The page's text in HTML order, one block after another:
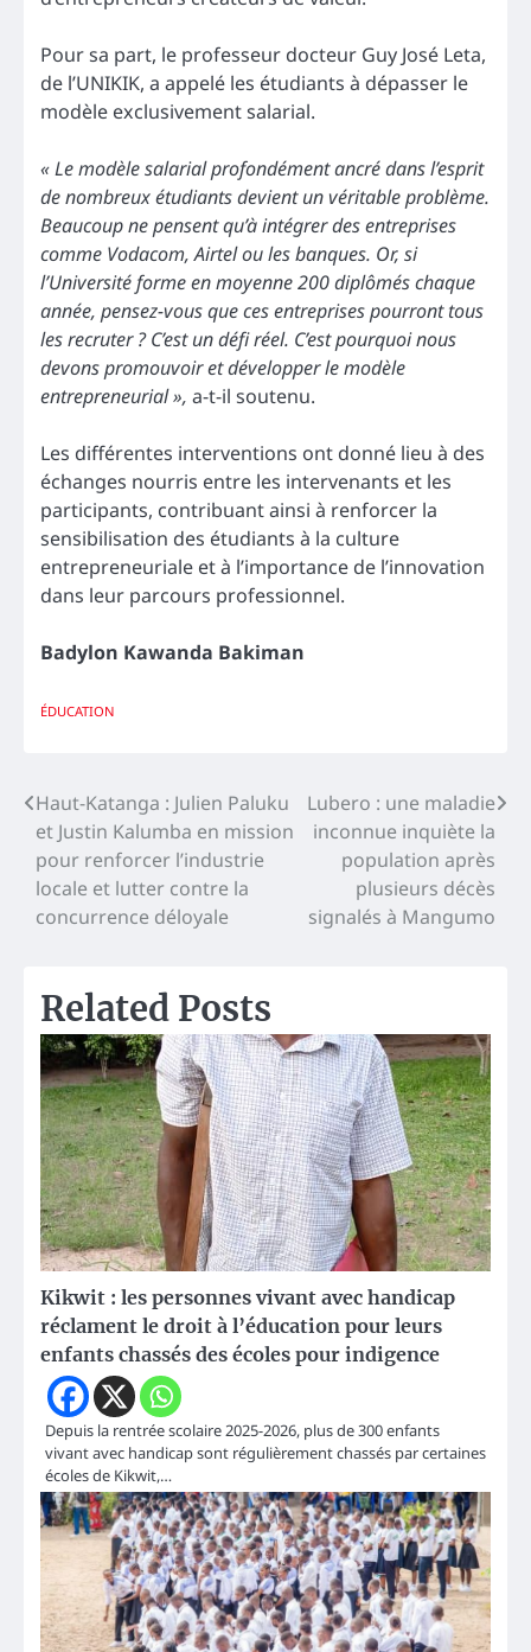
Pour sa part, le professeur docteur Guy José Leta,
de l’UNIKIK, a appelé les étudiants à dépasser le
modèle exclusivement salarial.
« Le modèle salarial profondément ancré dans l’esprit
de nombreux étudiants devient un véritable problème.
Beaucoup ne pensent qu’à intégrer des entreprises
comme Vodacom, Airtel ou les banques. Or, si
l’Université forme en moyenne 200 diplômés chaque
année, pensez-vous que ces entreprises pourront tous
les recruter ? C’est un défi réel. C’est pourquoi nous
devons promouvoir et développer le modèle
entrepreneurial », a-t-il soutenu.
Les différentes interventions ont donné lieu à des
échanges nourris entre les intervenants et les
participants, contribuant ainsi à renforcer la
sensibilisation des étudiants à la culture
entrepreneuriale et à l’importance de l’innovation
dans leur parcours professionnel.
Badylon Kawanda Bakiman
ÉDUCATION
Navigation
de
l’article
Haut-Katanga : Julien Paluku
et Justin Kalumba en mission
pour renforcer l’industrie
locale et lutter contre la
concurrence déloyale
Lubero : une maladie
inconnue inquiète la
population après
plusieurs décès
signalés à Mangumo
Related Posts
Kikwit : les personnes vivant avec handicap
réclament le droit à l’éducation pour leurs
enfants chassés des écoles pour indigence
Depuis la rentrée scolaire 2025-2026, plus de 300 enfants
vivant avec handicap sont régulièrement chassés par certaines
écoles de Kikwit,…